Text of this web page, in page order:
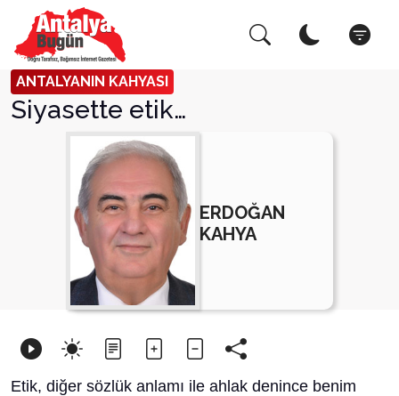
ANTALYANIN KAHYASI
Siyasette etik…
ERDOĞAN
KAHYA
Etik, diğer sözlük anlamı ile ahlak denince benim
Arama Yap! Kapat